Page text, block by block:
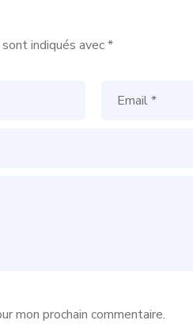
indiqués avec*
mon prochain commentaire.